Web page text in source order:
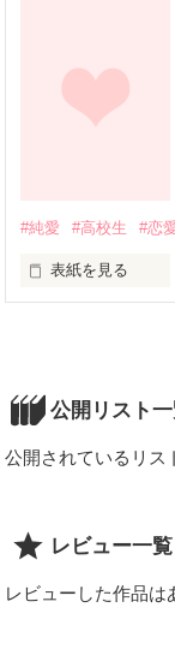
#純愛 #高校生 #恋
表紙を見る
まだまだ続きます
公開リスト
公開されているリス
レビュー一覧
レビューした作品は